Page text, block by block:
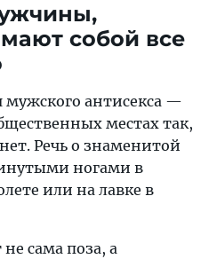
собой все
мужского антисекса —
местах так,
Речь о знаменитой
ногами в
или на лавке в
сама поза, а